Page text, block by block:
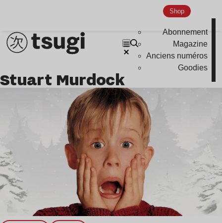
Shop
Abonnement
Magazine
Anciens numéros
Goodies
Stuart Murdock